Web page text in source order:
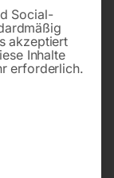
Social-
akzeptiert
Inhalte
erforderlich.